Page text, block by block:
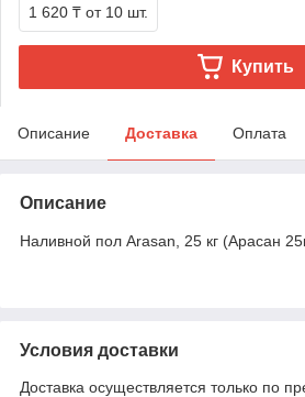
1 620 ₸ от 10 шт.
Купить
Описание Доставка Оплата
Описание
Наливной пол Arasan, 25 кг (Арасан
Условия доставки
Доставка осуществляется только по